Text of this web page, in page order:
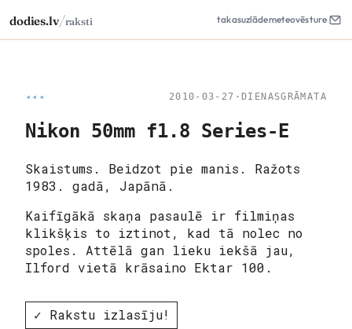
dodies.lv/raksti takasuzlādemeteovēsture
◂◂◂ 2010-03-27 · DIENASGRĀMATA
Nikon 50mm f1.8 Series-E
Skaistums. Beidzot pie manis. Ražots
1983. gadā, Japānā.
Kaifīgākā skaņa pasaulē ir filmiņas
klikšķis to iztinot, kad tā nolec no
spoles. Attēlā gan lieku iekšā jau,
Ilford vietā krāsaino Ektar 100.
✓ Rakstu izlasīju!